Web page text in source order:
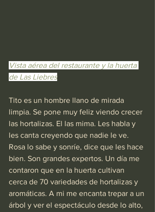
Vista aérea del restaurante y la huerta
de Las Liebres
Tito es un hombre llano de mirada
limpia. Se pone muy feliz viendo crecer
las hortalizas. El las mima. Les habla y
les canta creyendo que nadie le ve.
Rosa lo sabe y sonríe, dice que les hace
bien. Son grandes expertos. Un día me
contaron que en la huerta cultivan
cerca de 70 variedades de hortalizas y
aromáticas. A mi me encanta trepar a un
árbol y ver el espectáculo desde lo alto,